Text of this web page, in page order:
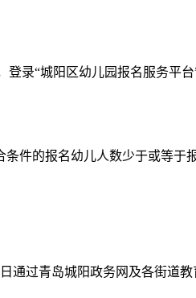
录“城阳区幼儿园报名服务平
的报名幼儿人数少于或等于
过青岛城阳政务网及各街道